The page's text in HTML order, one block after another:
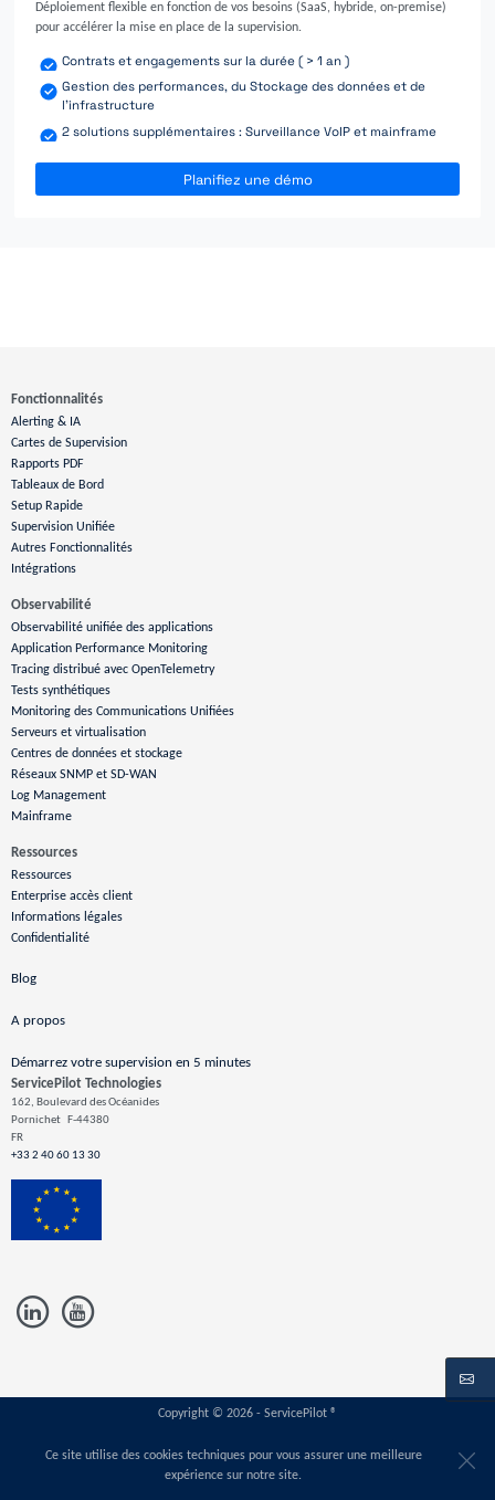
Déploiement flexible en fonction de vos besoins (SaaS, hybride, on-premise)
pour accélérer la mise en place de la supervision.
Contrats et engagements sur la durée ( > 1 an )
Gestion des performances, du Stockage des données et de
l'infrastructure
2 solutions supplémentaires : Surveillance VoIP et mainframe
Planifiez une démo
ServicePilot Technologies
162, Boulevard des Océanides
Pornichet F-44380
FR
+33 2 40 60 13 30
Fonctionnalités
Alerting & IA
Cartes de Supervision
Rapports PDF
Tableaux de Bord
Setup Rapide
Supervision Unifiée
Autres Fonctionnalités
Intégrations
Observabilité
Observabilité unifiée des applications
Application Performance Monitoring
Tracing distribué avec OpenTelemetry
Tests synthétiques
Monitoring des Communications Unifiées
Serveurs et virtualisation
Centres de données et stockage
Réseaux SNMP et SD-WAN
Log Management
Mainframe
Ressources
Ressources
Enterprise accès client
Informations légales
Confidentialité
Blog
A propos
Démarrez votre supervision en 5 minutes
Copyright © 2026 - ServicePilot ®
Ce site utilise des cookies techniques pour vous assurer une meilleure
expérience sur notre site.